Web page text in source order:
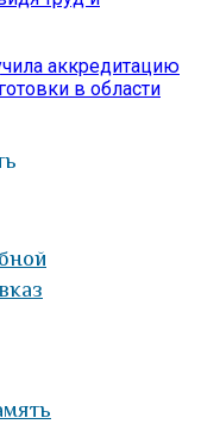
аккредитацию
в области